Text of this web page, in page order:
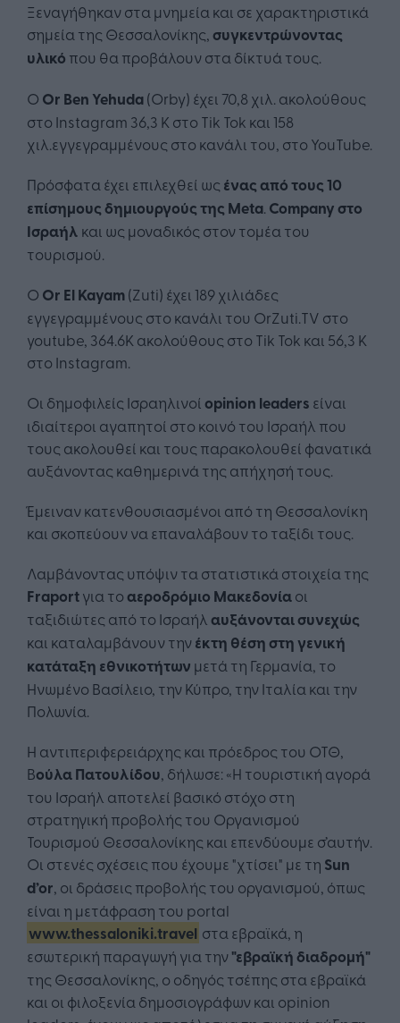
Ξεναγήθηκαν στα μνημεία και σε χαρακτηριστικά
σημεία της Θεσσαλονίκης, συγκεντρώνοντας
υλικό που θα προβάλουν στα δίκτυά τους.
O Or Ben Yehuda(Orby) έχει 70,8 χιλ. ακολούθους
στο Instagram 36,3 K στο Tik Tok και 158
χιλ.εγγεγραμμένους στο κανάλι του, στο YouTube.
Πρόσφατα έχει επιλεχθεί ως ένας από τους10
επίσημους δημιουργούς της Meta. Company στο
Ισραήλ και ως μοναδικός στον τομέα του
τουρισμού.
Ο Or El Kayam(Zuti) έχει 189 χιλιάδες
εγγεγραμμένους στο κανάλι του OrZuti.TV στο
youtube, 364.6K ακολούθους στο Tik Tok και 56,3 Κ
στο Instagram.
Οι δημοφιλείς Ισραηλινοί opinion leaders είναι
ιδιαίτεροι αγαπητοί στο κοινό του Ισραήλ που
τους ακολουθεί και τους παρακολουθεί φανατικά
αυξάνοντας καθημερινά της απήχησή τους.
Έμειναν κατενθουσιασμένοι από τη Θεσσαλονίκη
και σκοπεύουν να επαναλάβουν το ταξίδι τους.
Λαμβάνοντας υπόψιν τα στατιστικά στοιχεία της
Fraportγια τοαεροδρόμιο Μακεδονίαοι
ταξιδιώτες από το Ισραήλ αυξάνονται συνεχώς
και καταλαμβάνουν τηνέκτη θέση στη γενική
κατάταξη εθνικοτήτων μετά τη Γερμανία, το
Ηνωμένο Βασίλειο, την Κύπρο, την Ιταλία και την
Πολωνία.
Η αντιπεριφερειάρχης και πρόεδρος του ΟΤΘ,
Βούλα Πατουλίδου, δήλωσε: «Η τουριστική αγορά
του Ισραήλ αποτελεί βασικό στόχο στη
στρατηγική προβολής του Οργανισμού
Τουρισμού Θεσσαλονίκης και επενδύουμε σ’αυτήν.
Οι στενές σχέσεις που έχουμε "χτίσει" με τη Sun
d’or, οι δράσεις προβολής του οργανισμού, όπως
είναι η μετάφραση του portal
www.thessaloniki.travel στα εβραϊκά, η
εσωτερική παραγωγή για την"εβραϊκή διαδρομή"
της Θεσσαλονίκης, ο οδηγός τσέπης στα εβραϊκά
και οι φιλοξενία δημοσιογράφων και opinion